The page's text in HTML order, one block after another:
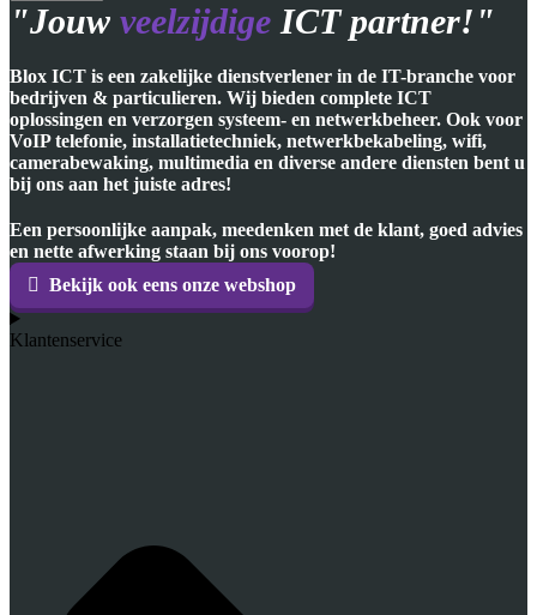
"Jouw veelzijdige ICT partner!"
Blox ICT is een zakelijke dienstverlener in de IT-branche voor
bedrijven & particulieren. Wij bieden complete ICT
oplossingen en verzorgen systeem- en netwerkbeheer. Ook voor
VoIP telefonie, installatietechniek, netwerkbekabeling, wifi,
camerabewaking, multimedia en diverse andere diensten bent u
bij ons aan het juiste adres!
Een persoonlijke aanpak, meedenken met de klant, goed advies
en nette afwerking staan bij ons voorop!
Bekijk ook eens onze webshop
Klantenservice